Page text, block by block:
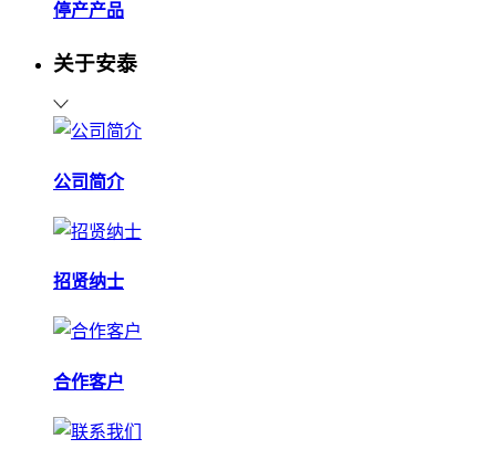
停产产品
关于安泰
公司简介
招贤纳士
合作客户